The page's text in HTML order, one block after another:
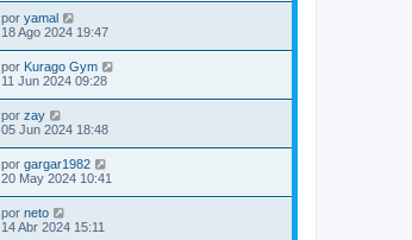
por yamal
18 Ago 2024 19:47
por Kurago Gym
11 Jun 2024 09:28
por zay
05 Jun 2024 18:48
por gargar1982
20 May 2024 10:41
por neto
14 Abr 2024 15:11